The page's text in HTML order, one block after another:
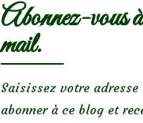
Abonnez-vous
mail.
Saisissez votre
abonner à ce blog et